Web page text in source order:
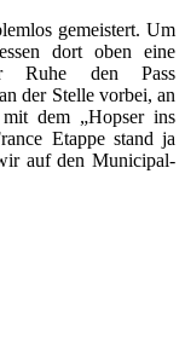
gemeistert. Um
dort oben eine
Ruhe den Pass
der Stelle vorbei, an
dem „Hopser ins
Etappe stand ja
auf den Municipal-